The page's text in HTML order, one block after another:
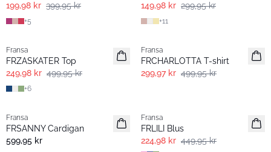
199,98 kr 399,95 kr
+5
149,98 kr 299,95 kr
+11
Fransa
FRZASKATER Top
249,98 kr 499,95 kr
+6
Fransa
FRCHARLOTTA T-shirt
299,97 kr 499,95 kr
Fransa
FRSANNY Cardigan
599,95 kr
Fransa
FRLILI Blus
224,98 kr 449,95 kr